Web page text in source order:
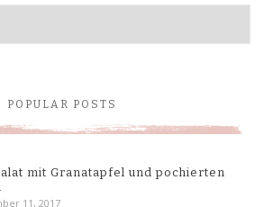
POPULAR POSTS
mit Granatapfel und pochierten
11, 2017